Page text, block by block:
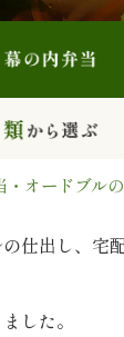
オードブル
仕出し、宅
した。